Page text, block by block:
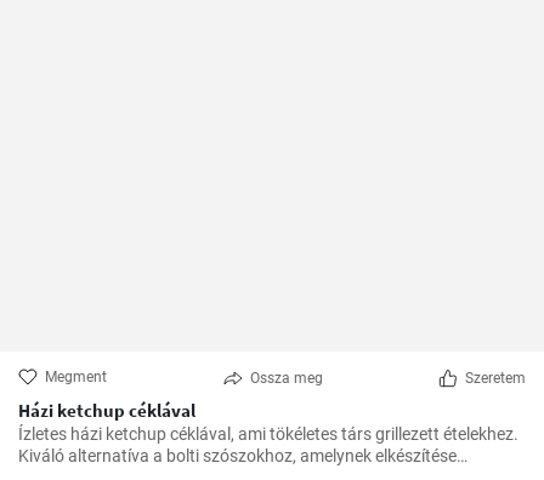
Megment Ossza meg Szeretem
Házi ketchup céklával
Ízletes házi ketchup céklával, ami tökéletes társ grillezett ételekhez.
Kiváló alternatíva a bolti szószokhoz, amelynek elkészítése